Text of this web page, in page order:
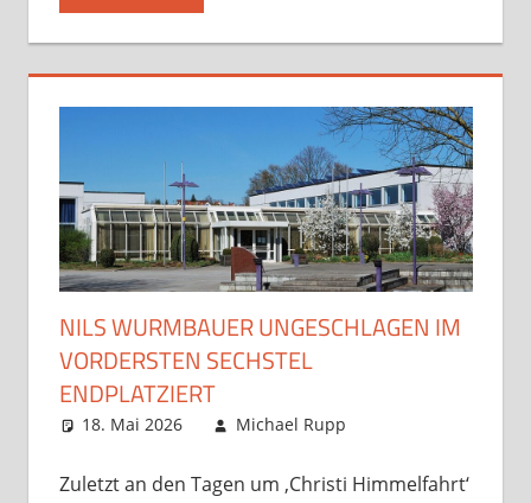
NILS WURMBAUER UNGESCHLAGEN IM
VORDERSTEN SECHSTEL
ENDPLATZIERT
18. Mai 2026 Michael Rupp
Startseite
Zuletzt an den Tagen um ‚Christi Himmelfahrt‘